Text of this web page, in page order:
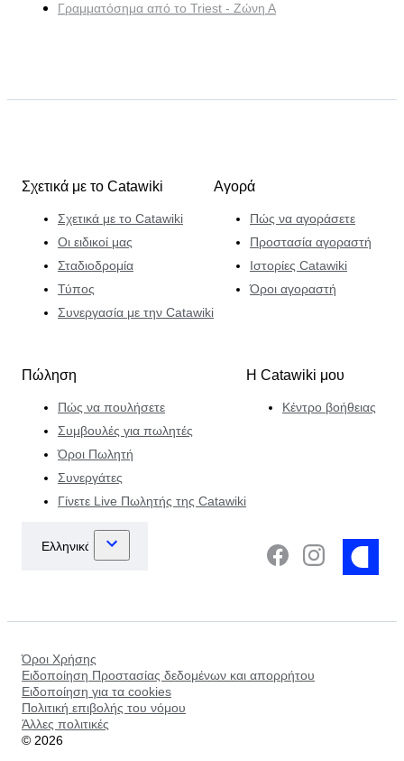
Γραμματόσημα από το Triest - Ζώνη Α
Σχετικά με το Catawiki
Σχετικά με το Catawiki
Οι ειδικοί μας
Σταδιοδρομία
Τύπος
Συνεργασία με την Catawiki
Αγορά
Πώς να αγοράσετε
Προστασία αγοραστή
Ιστορίες Catawiki
Όροι αγοραστή
Πώληση
Πώς να πουλήσετε
Συμβουλές για πωλητές
Όροι Πωλητή
Συνεργάτες
Γίνετε Live Πωλητής της Catawiki
Η Catawiki μου
Κέντρο βοήθειας
Όροι Χρήσης
Ειδοποίηση Προστασίας δεδομένων και απορρήτου
Ειδοποίηση για τα cookies
Πολιτική επιβολής του νόμου
Άλλες πολιτικές
© 2026